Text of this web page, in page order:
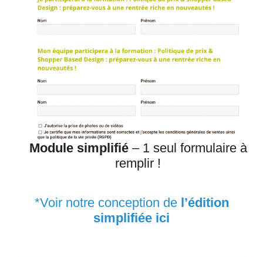
Module simplifié– 1 seul formulaire à
remplir !
*Voir notre conception del’édition
simplifiée ici